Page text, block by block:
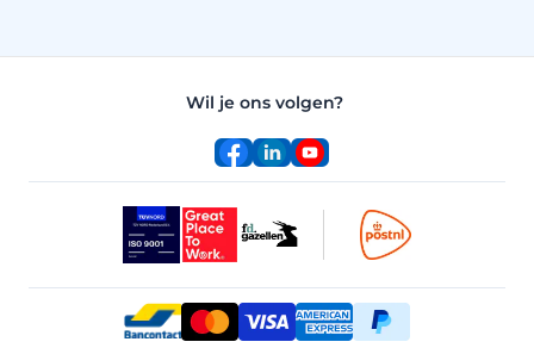
Wil je ons volgen?
Facebook
LinkedInYouTube